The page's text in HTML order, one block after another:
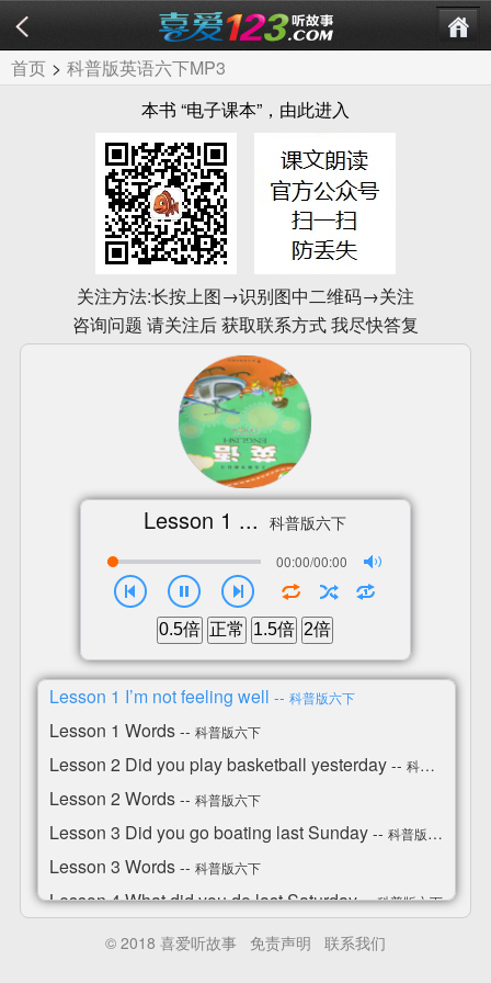
首页 > 科普版英语六下MP3
本书 “电子课本”，由此进入
关注方法:长按上图→识别图中二维码→关注
咨询问题 请关注后 获取联系方式 我尽快答复
Lesson 1 ... 科普版六下
00:00/00:00
0.5倍 正常 1.5倍 2倍
Lesson 1 I’m not feeling well -- 科普版六下
Lesson 1 Words-- 科普版六下
Lesson 2 Did you play basketball yesterday-- 科普版六下
Lesson 2 Words-- 科普版六下
Lesson 3 Did you go boating last Sunday-- 科普版六下
Lesson 3 Words-- 科普版六下
Lesson 4 What did you do last Saturday--科普版六下
Lesson 4 Words--科普版六下
© 2018 喜爱听故事 免责声明 联系我们